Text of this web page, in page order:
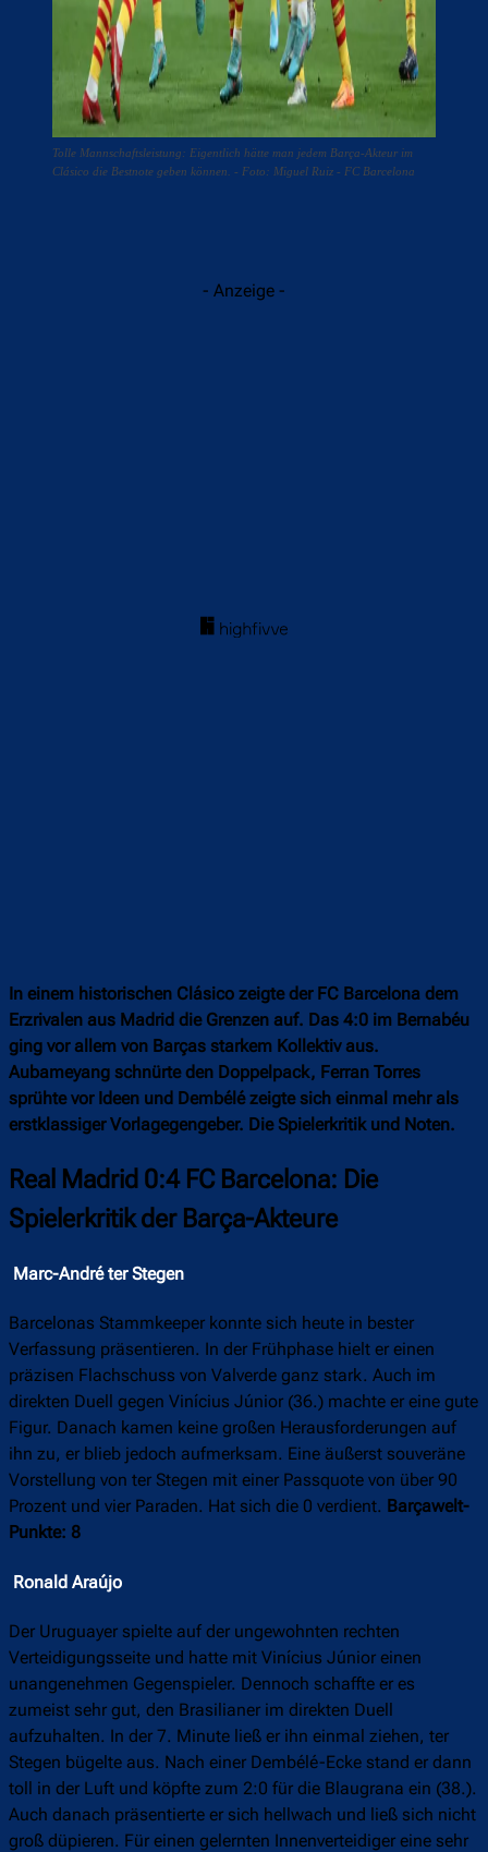
Tolle Mannschaftsleistung: Eigentlich hätte man jedem Barça-Akteur im
Clásico die Bestnote geben können. - Foto: Miguel Ruiz - FC Barcelona
- Anzeige -
In einem historischen Clásico zeigte der FC Barcelona dem
Erzrivalen aus Madrid die Grenzen auf. Das 4:0 im Bernabéu
ging vor allem von Barças starkem Kollektiv aus.
Aubameyang schnürte den Doppelpack, Ferran Torres
sprühte vor Ideen und Dembélé zeigte sich einmal mehr als
erstklassiger Vorlagegengeber. Die Spielerkritik und Noten.
Real Madrid 0:4 FC Barcelona: Die
Spielerkritik der Barça-Akteure
Marc-André ter Stegen
Barcelonas Stammkeeper konnte sich heute in bester
Verfassung präsentieren. In der Frühphase hielt er einen
präzisen Flachschuss von Valverde ganz stark. Auch im
direkten Duell gegen Vinícius Júnior (36.) machte er eine gute
Figur. Danach kamen keine großen Herausforderungen auf
ihn zu, er blieb jedoch aufmerksam. Eine äußerst souveräne
Vorstellung von ter Stegen mit einer Passquote von über 90
Prozent und vier Paraden. Hat sich die 0 verdient. Barçawelt-
Punkte: 8
Ronald Araújo
Der Uruguayer spielte auf der ungewohnten rechten
Verteidigungsseite und hatte mit Vinícius Júnior einen
unangenehmen Gegenspieler. Dennoch schaffte er es
zumeist sehr gut, den Brasilianer im direkten Duell
aufzuhalten. In der 7. Minute ließ er ihn einmal ziehen, ter
Stegen bügelte aus. Nach einer Dembélé-Ecke stand er dann
toll in der Luft und köpfte zum 2:0 für die Blaugrana ein (38.).
Auch danach präsentierte er sich hellwach und ließ sich nicht
groß düpieren. Für einen gelernten Innenverteidiger eine sehr